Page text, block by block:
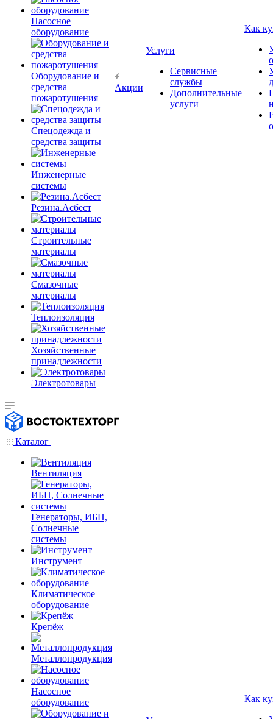
Насосное
оборудование
Оборудование и
средства
пожаротушения
Спецодежда и
средства защиты
Инженерные
системы
Резина.Асбест
Строительные
материалы
Смазочные
материалы
Теплоизоляция
Хозяйственные
принадлежности
Электротовары
Акции
Услуги
Сервисные
службы
Дополнительные
услуги
Как
Каталог
Вентиляция
Генераторы, ИБП,
Солнечные
системы
Инструмент
Климатическое
оборудование
Крепёж
Металлопродукция
Насосное
оборудование
Как